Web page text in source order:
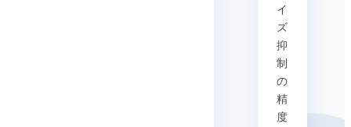
イ
ズ
抑
制
の
精
度